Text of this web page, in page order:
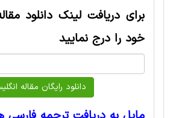
برای دریافت لینک دانلود
خود را درج نمایید